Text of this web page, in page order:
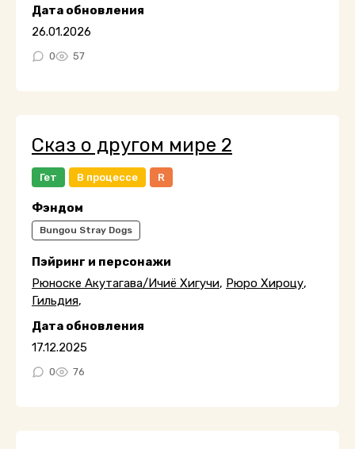
Дата обновления
26.01.2026
0 57
Сказ о другом мире 2
Гет В процессе R
Фэндом
Bungou Stray Dogs
Пэйринг и персонажи
Рюноске Акутагава/Ичиё Хигучи, Рюро Хироцу,
Гильдия,
Дата обновления
17.12.2025
0 76